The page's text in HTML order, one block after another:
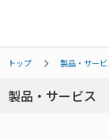
トップ 製品・サービ
製品・サービス